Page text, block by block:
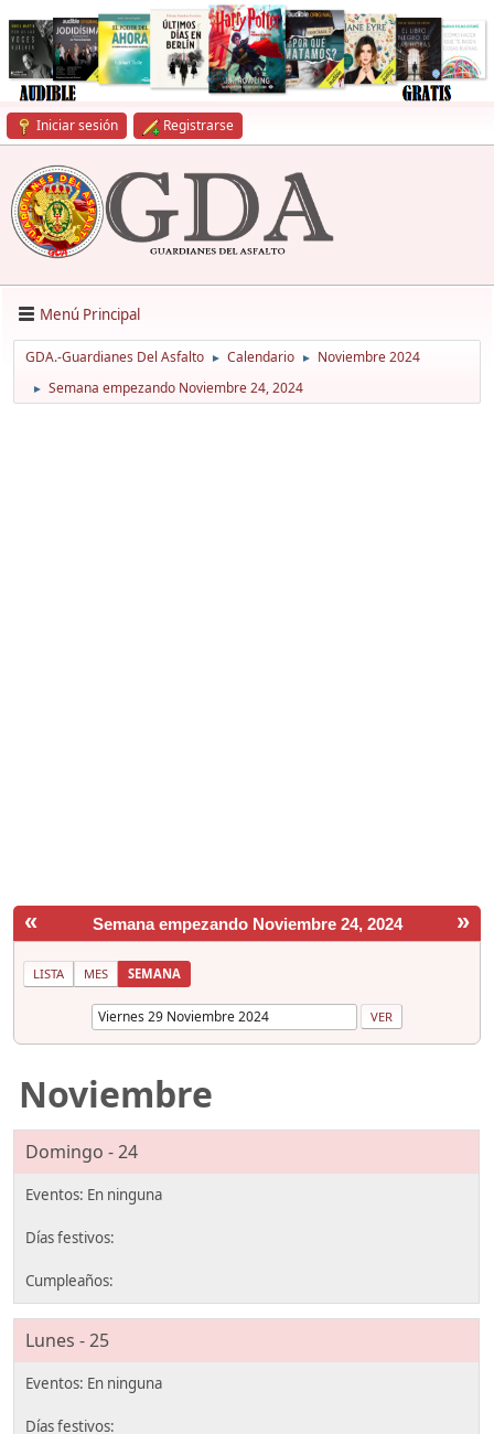
Iniciar sesión Registrarse
Menú Principal
GDA.-Guardianes Del Asfalto ► Calendario ► Noviembre 2024
► Semana empezando Noviembre 24, 2024
« »
Semana empezando Noviembre 24, 2024
LISTA MES SEMANA
Noviembre
Domingo - 24
Lunes - 25